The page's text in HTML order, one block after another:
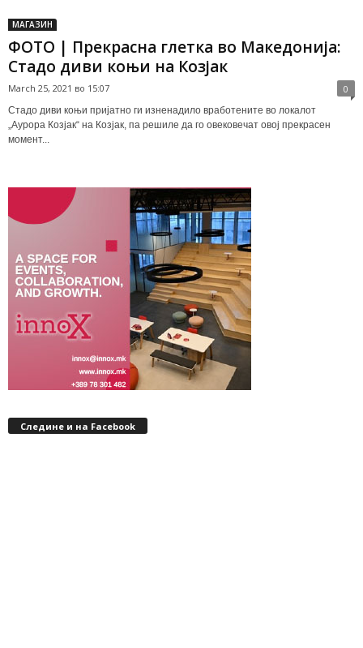
МАГАЗИН
ФОТО | Прекрасна глетка во Македонија:
Стадо диви коњи на Козјак
March 25, 2021 во 15:07 0
Стадо диви коњи пријатно ги изненадило вработените во локалот
„Аурора Козјак“ на Козјак, па решиле да го овековечат овој прекрасен
момент...
Следине и на Facebook